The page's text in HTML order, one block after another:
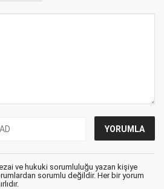
ve hukuki sorumluluğu yazan kişiye
sorumlu değildir. Her bir yorum